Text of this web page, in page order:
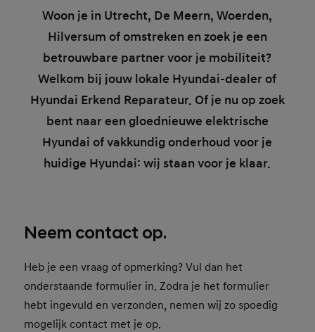
Woon je in Utrecht, De Meern, Woerden,
Hilversum of omstreken en zoek je een
betrouwbare partner voor je mobiliteit?
Welkom bij jouw lokale Hyundai-dealer of
Hyundai Erkend Reparateur. Of je nu op zoek
bent naar een gloednieuwe elektrische
Hyundai of vakkundig onderhoud voor je
huidige Hyundai: wij staan voor je klaar.
Neem contact op.
Heb je een vraag of opmerking? Vul dan het
onderstaande formulier in. Zodra je het formulier
hebt ingevuld en verzonden, nemen wij zo spoedig
mogelijk contact met je op.